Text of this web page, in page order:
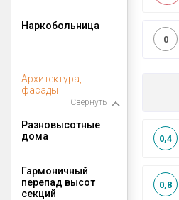
Наркобольница
0
Архитектура,
фасады
Свернуть
Разновысотные
дома
0,4
Гармоничный
перепад высот
секций
0,8